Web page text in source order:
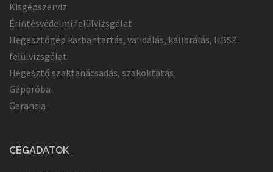
Kisgépszerviz
Érintésvédelmi felülvizsgálat
Hegesztőgép karbantartás, validálás, kalibrálás, HBSZ
felülvizsgálat
Hegesztő szaktanácsadás, szakoktatás
Géppróba
Garancia
CÉGADATOK